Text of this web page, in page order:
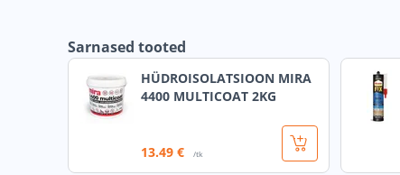
Sarnased tooted
HÜDROISOLATSIOON MIRA
4400 MULTICOAT 2KG
13.49 € /tk